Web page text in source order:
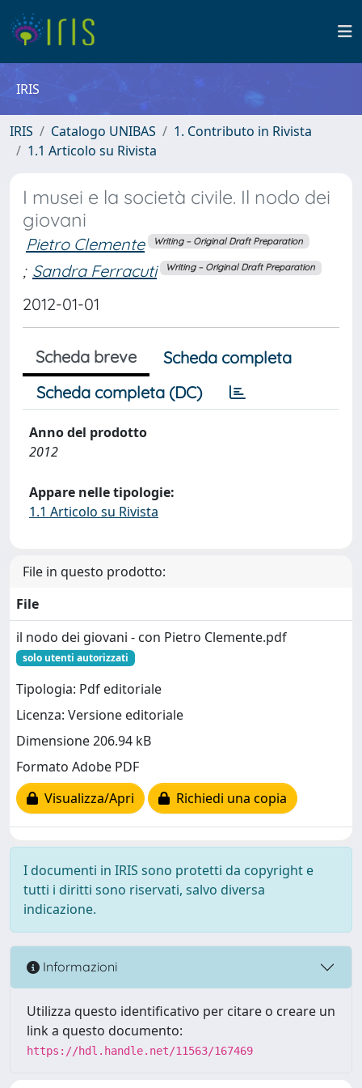
IRIS
IRIS Catalogo UNIBAS
1. Contributo in Rivista
1.1 Articolo su Rivista
I musei e la società civile. Il nodo dei
giovani
Pietro Clemente Writing – Original Draft Preparation
; Sandra Ferracuti Writing – Original Draft Preparation
2012-01-01
Scheda breve
Scheda completa
Scheda completa (DC)
Anno del prodotto
2012
Appare nelle tipologie:
1.1 Articolo su Rivista
File in questo prodotto:
File
il nodo dei giovani - con Pietro Clemente.pdf
solo utenti autorizzati
Tipologia: Pdf editoriale
Licenza: Versione editoriale
Dimensione 206.94 kB
Formato Adobe PDF
Visualizza/Apri
Richiedi una copia
I documenti in IRIS sono protetti da copyright e
tutti i diritti sono riservati, salvo diversa
indicazione.
Informazioni
Utilizza questo identificativo per citare o creare un
link a questo documento:
https://hdl.handle.net/11563/167469